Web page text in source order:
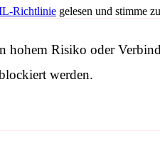
Richtlinie gelesen und stimme zu
hohem Risiko oder
werden.